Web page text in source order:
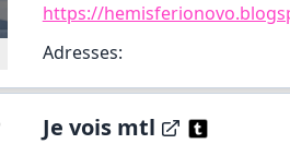
https://
Adresses:
Je vois mtl